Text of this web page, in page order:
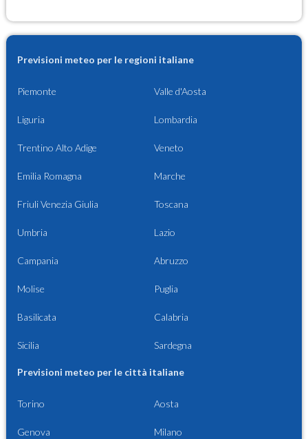
Previsioni meteo per le regioni italiane
Piemonte Valle d'Aosta
Liguria Lombardia
Trentino Alto Adige Veneto
Emilia Romagna Marche
Friuli Venezia Giulia Toscana
Umbria Lazio
Campania Abruzzo
Molise Puglia
Basilicata Calabria
Sicilia Sardegna
Previsioni meteo per le città italiane
Torino Aosta
Genova Milano